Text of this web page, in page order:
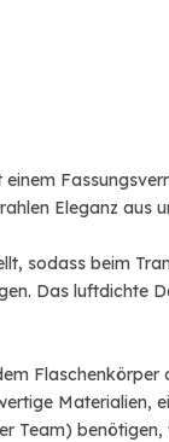
Eleganz aus
sodass beim
Das luftdichte
Flaschenkörper
Materialien,
Team)